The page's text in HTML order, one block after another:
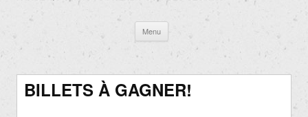
Menu
contenu
BILLETS À GAGNER!